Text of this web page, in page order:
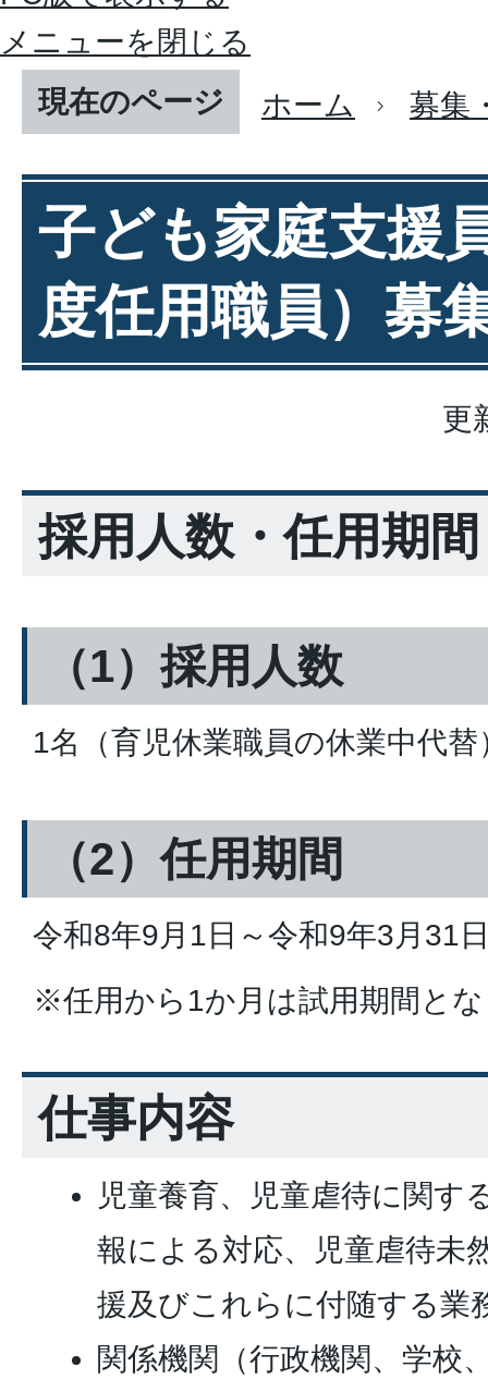
メニューを閉じる
現在のページ
ホーム 募集
子ども家庭支援
度任用職員）募
更
採用人数・任用期間
（1）採用人数
1名（育児休業職員の休業中代替
（2）任用期間
令和8年9月1日～令和9年3月31
※任用から1か月は試用期間と
仕事内容
児童養育、児童虐待に関す
報による対応、児童虐待未
援及びこれらに付随する業
関係機関（行政機関、学校